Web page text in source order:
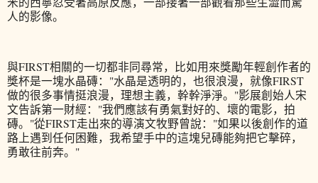
人的影像。
與FIRST相關的一切都非同尋常，比如用來獎勵年輕創作者的
獎杯是一塊水晶磚："水晶是透明的，也很浪漫，就像FIRST
做的很多事情挺浪漫，理想主義，幹幹淨淨。"影展創始人宋
文告訴第一財經："我們應該有勇氣對好的、壞的電影，拍
磚。"從FIRST走出來的導演文牧野曾說："如果以後創作的道
路上遇到任何困難，我希望手中的這塊兒磚能夠把它擊碎，
勇敢往前奔。"